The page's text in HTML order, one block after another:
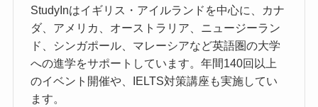
StudyInはイギリス・アイルランドを中心に、カナ
ダ、アメリカ、オーストラリア、ニュージーラン
ド、シンガポール、マレーシアなど英語圏の大学
への進学をサポートしています。年間140回以上
のイベント開催や、IELTS対策講座も実施してい
ます。